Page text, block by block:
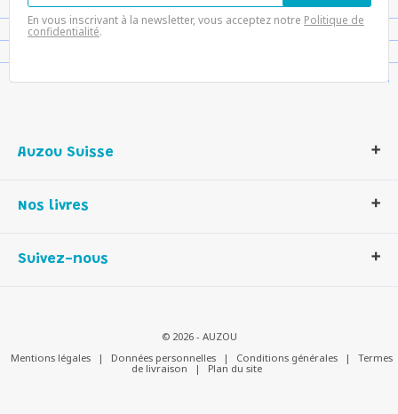
En vous inscrivant à la newsletter, vous acceptez notre Politique de
confidentialité.
Auzou Suisse
Notre histoire
Contactez-nous
Nos livres
Livres enfants
Suivez-nous
© 2026 - AUZOU
Mentions légales
| Données personnelles | Conditions générales |
Termes
de livraison
| Plan du site